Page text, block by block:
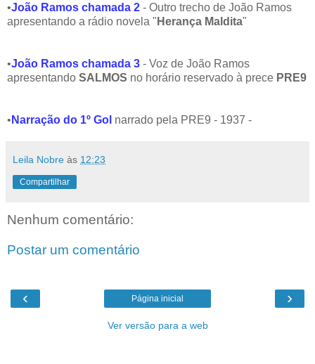
•João Ramos chamada 2 - Outro trecho de João Ramos
apresentando a rádio novela " Herança Maldita"
•João Ramos chamada 3 - Voz de João Ramos
apresentando SALMOS no horário reservado à prece PRE9
• Narração do 1º Gol narrado pela PRE9 - 1937 -
Leila Nobre às 12:23
Compartilhar
Nenhum comentário:
Postar um comentário
‹ ›
Página inicial
Ver versão para a web